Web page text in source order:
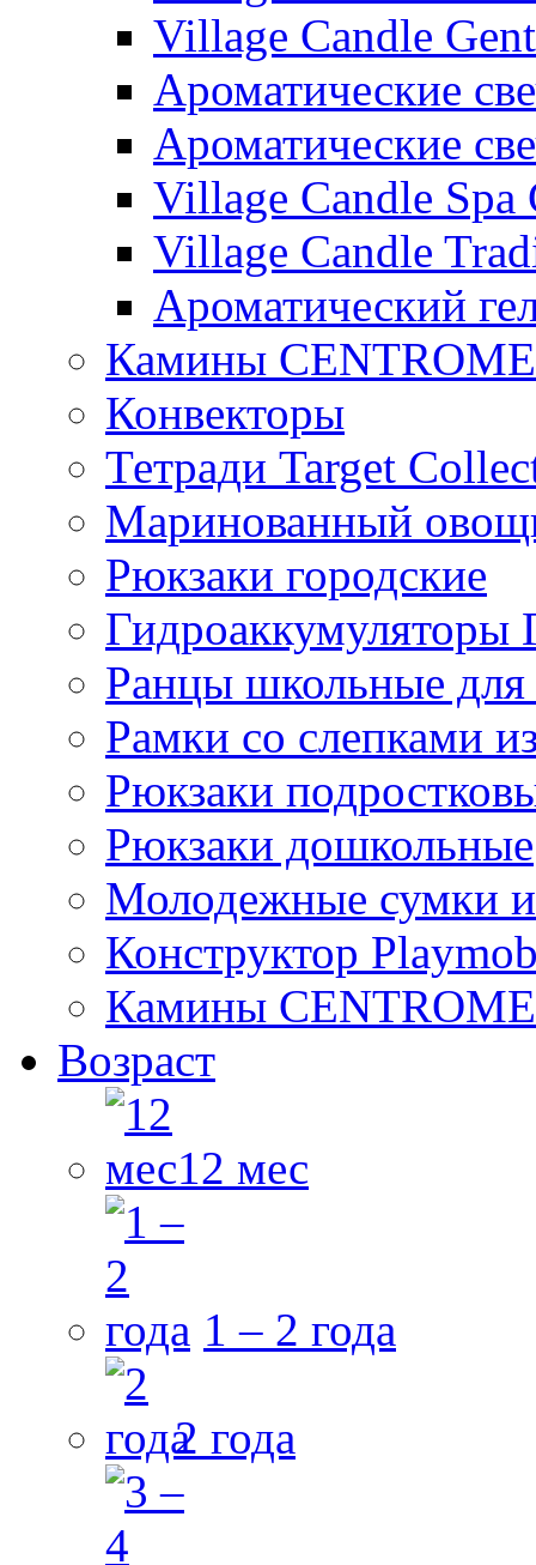
Village Candle
Ароматические
Ароматические
Village Candle Spa
Village Candle
Ароматический
Камины
Конвекторы
Тетради Target
Маринованный
Рюкзаки городские
Ранцы школьные
Рамки со слепками
Рюкзаки
Рюкзаки дошкольные
Молодежные сумки
Конструктор
Камины
Возраст
12 мес
1 – 2 года
2 года